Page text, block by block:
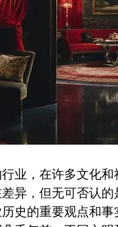
业，在许多文化
异，但无可否认
史的重要观点和事